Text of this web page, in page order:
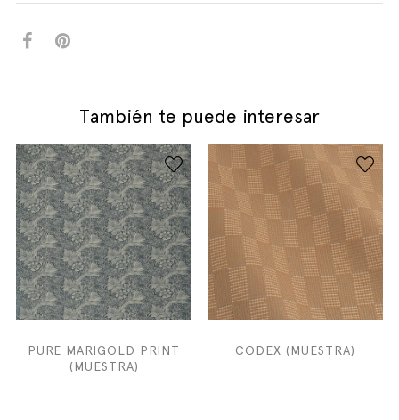
También te puede interesar
PURE MARIGOLD PRINT
(MUESTRA)
CODEX (MUESTRA)